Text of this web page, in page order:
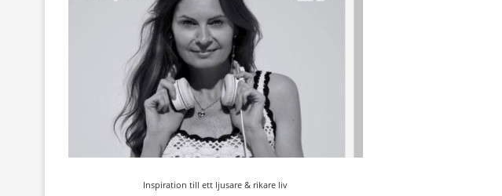
Inspiration till ett ljusare & rikare liv